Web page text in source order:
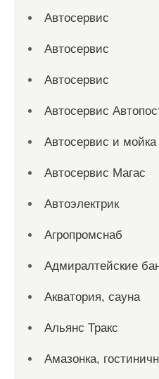
Автосервис
Автосервис
Автосервис
Автосервис
Автосервис и мойка
Автосервис Магас
Автоэлектрик
Агропромснаб
Адмиралтейские
Акватория, сауна
Альянс Тракс
Амазонка,